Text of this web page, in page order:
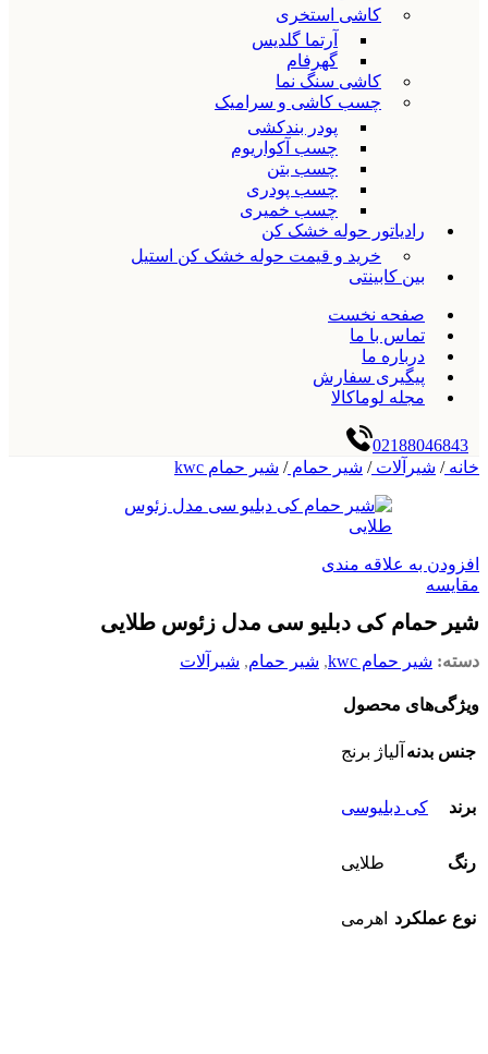
کاشی استخری
آرتما گلدیس
گهرفام
کاشی سنگ نما
چسب کاشی و سرامیک
پودر بندکشی
چسب آکواریوم
چسب بتن
چسب پودری
چسب خمیری
رادیاتور حوله خشک کن
خرید و قیمت حوله خشک کن استیل
بین کابینتی
صفحه نخست
تماس با ما
درباره ما
پیگیری سفارش
مجله لوماکالا
02188046843
خانه/ شیرآلات/ شیر حمام/ شیر حمام kwc
افزودن به علاقه مندی
مقایسه
شیر حمام کی دبلیو سی مدل زئوس طلایی
دسته: شیر حمام kwc , شیر حمام, شیرآلات
ویژگی‌های محصول
جنس بدنه آلیاژ برنج
برند کی دبلیوسی
رنگ طلایی
نوع عملکرد اهرمی